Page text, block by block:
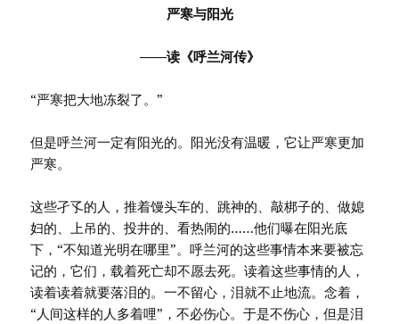
严寒与阳光
——读《呼兰河传》
“严寒把大地冻裂了。”
但是呼兰河一定有阳光的。阳光没有温暖，它让严寒更加
严寒。
这些孑孓的人，推着馒头车的、跳神的、敲梆子的、做媳
妇的、上吊的、投井的、看热闹的……他们曝在阳光底
下，“不知道光明在哪里”。呼兰河的这些事情本来要被忘
记的，它们，载着死亡却不愿去死。读着这些事情的人，
读着读着就要落泪的。一不留心，泪就不止地流。念着，
“人间这样的人多着哩”，不必伤心。于是不伤心，但是泪